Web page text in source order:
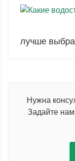
лучше
Нужна
Задайте